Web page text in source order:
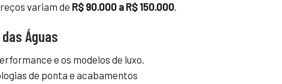
variam de R$ 90.000 a R$ 150.000.
Águas
e os modelos de luxo.
de ponta e acabamentos